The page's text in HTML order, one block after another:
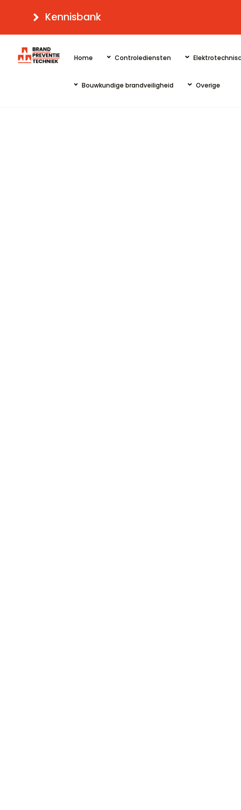
content
Kennisbank
Home Controlediensten
Bouwkundige brandveiligheid Overige